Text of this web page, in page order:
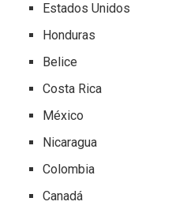
Estados Unidos
Honduras
Belice
Costa Rica
México
Nicaragua
Colombia
Canadá